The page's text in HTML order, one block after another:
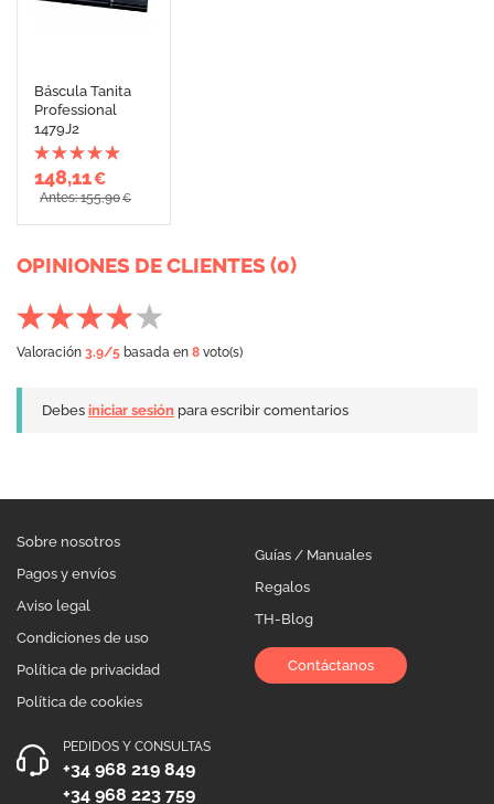
Báscula Tanita
Professional
1479J2
148,11€
Antes: 155,90€
OPINIONES DE CLIENTES (0)
Valoración 3.9/5 basada en 8 voto(s)
Debes iniciar sesión para escribir comentarios
Sobre nosotros
Pagos y envíos
Aviso legal
Condiciones de uso
Política de privacidad
Política de cookies
Guías / Manuales
Regalos
TH-Blog
Contáctanos
PEDIDOS Y CONSULTAS
+34 968 219 849
+34 968 223 759